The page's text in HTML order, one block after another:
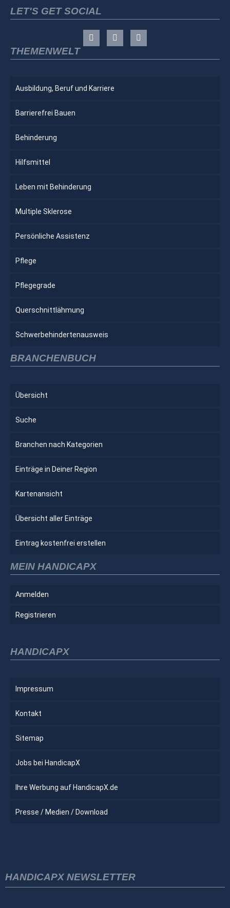
LET'S GET SOCIAL
THEMENWELT
Ausbildung, Beruf und Karriere
Barrierefrei Bauen
Behinderung
Hilfsmittel
Leben mit Behinderung
Multiple Sklerose
Persönliche Assistenz
Pflege
Pflegegrade
Querschnittlähmung
Schwerbehindertenausweis
BRANCHENBUCH
Übersicht
Suche
Branchen nach Kategorien
Einträge in Deiner Region
Kartenansicht
Übersicht aller Einträge
Eintrag kostenfrei erstellen
MEIN HANDICAPX
Anmelden
Registrieren
HANDICAPX
Impressum
Kontakt
Sitemap
Jobs bei HandicapX
Ihre Werbung auf HandicapX.de
Presse / Medien / Download
HANDICAPX NEWSLETTER